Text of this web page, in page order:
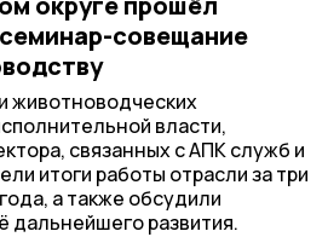
совещание
животноводческих
власти,
связанных с АПК служб и
итоги работы отрасли за три
а также обсудили
дальнейшего развития.